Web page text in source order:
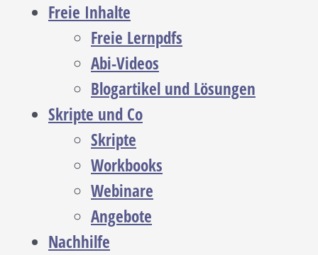
Freie Inhalte
Freie Lernpdfs
Abi-Videos
Blogartikel und Lösungen
Skripte und Co
Skripte
Workbooks
Webinare
Angebote
Nachhilfe